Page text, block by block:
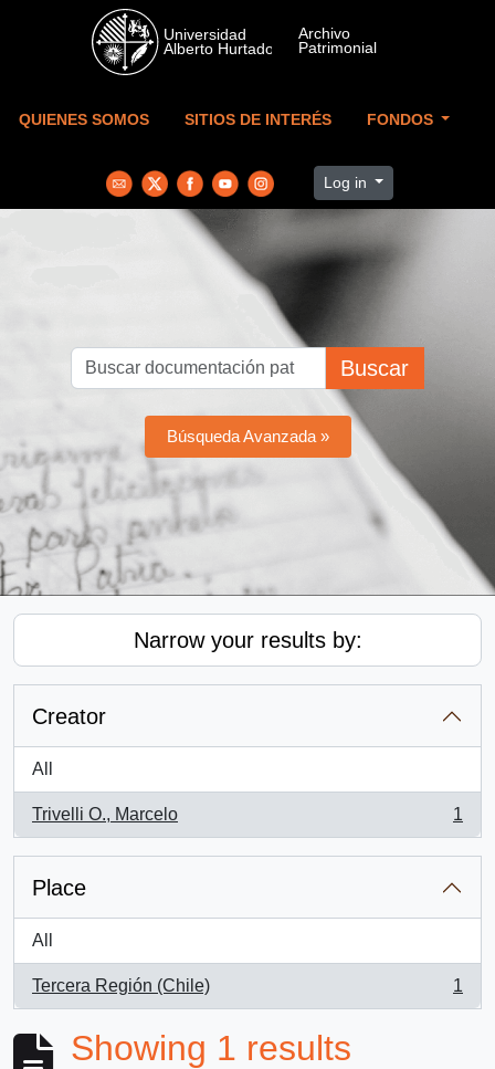
Skip to main content
QUIENES SOMOS SITIOS DE INTERÉS FONDOS
Log in
Buscar
Búsqueda Avanzada »
Narrow your results by:
Creator
All
Trivelli O., Marcelo
, 1 results
1
Place
All
Tercera Región (Chile)
, 1 results
1
Showing 1 results